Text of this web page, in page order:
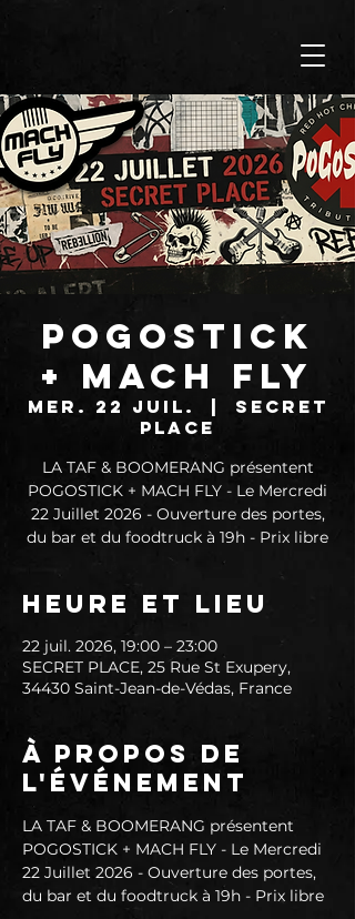
POGOSTICK
+ MACH FLY
mer. 22 juil.
SECRET
PLACE
LA TAF & BOOMERANG présentent
POGOSTICK + MACH FLY - Le Mercredi
22 Juillet 2026 - Ouverture des portes,
du bar et du foodtruck à 19h - Prix libre
Heure et lieu
22 juil. 2026, 19:00 – 23:00
SECRET PLACE, 25 Rue St Exupery,
34430 Saint-Jean-de-Védas, France
À propos de
l'événement
LA TAF & BOOMERANG présentent
POGOSTICK + MACH FLY - Le Mercredi
22 Juillet 2026 - Ouverture des portes,
du bar et du foodtruck à 19h - Prix libre